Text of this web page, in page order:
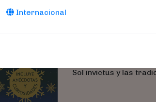
Internacional
Descubre la
curiosidades, así
un especial
la Navidad, desde
Sol invictus y las